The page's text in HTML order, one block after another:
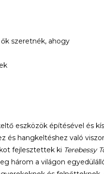
szeretnék, ahogy
eszközök építésével és
és hangkeltéshez való
fejlesztettek ki Terebessy
három a világon